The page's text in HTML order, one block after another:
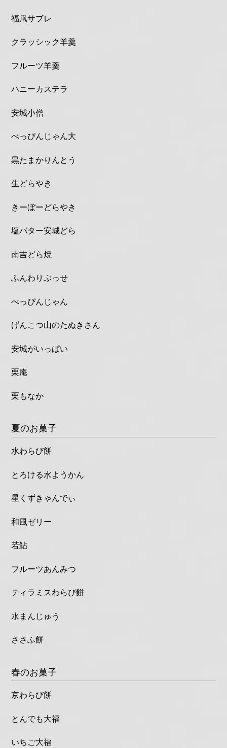
福凧サブレ
クラッシック羊羹
フルーツ羊羹
ハニーカステラ
安城小僧
べっぴんじゃん大
黒たまかりんとう
生どらやき
きーぼーどらやき
塩バター安城どら
南吉どら焼
ふんわりぶっせ
べっぴんじゃん
げんこつ山のたぬきさん
安城がいっぱい
栗庵
栗もなか
夏のお菓子
水わらび餅
とろける水ようかん
星くずきゃんでぃ
和風ゼリー
若鮎
フルーツあんみつ
ティラミスわらび餅
水まんじゅう
ささふ餅
春のお菓子
京わらび餅
とんでも大福
いちご大福